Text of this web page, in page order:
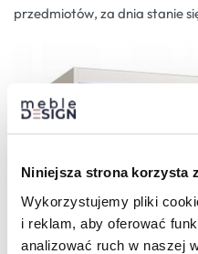
Niniejsza strona korzysta
Wykorzystujemy pliki
i reklam, aby oferować
analizować ruch w naszej
przedmiotów, za dnia stanie